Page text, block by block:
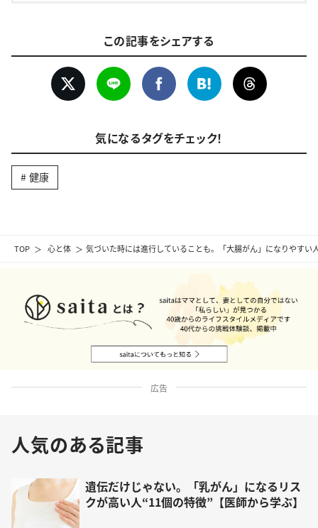
TOP 心と体 気づいた時には進行していることも。「大腸がん」になりやすい
この記事をシェアする
気になるタグをチェック！
健康
広告
人気のある記事
遺伝だけじゃない。「乳がん」になるリス
クが高い人“11個の特徴”【医師から学ぶ】